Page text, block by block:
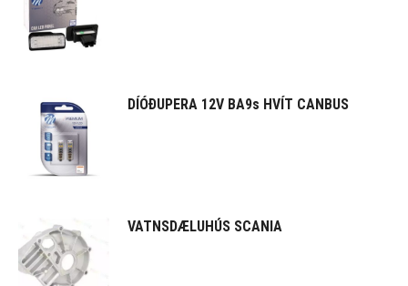
DÍÓÐUPERA 12V BA9s HVÍT CANBUS
VATNSDÆLUHÚS SCANIA